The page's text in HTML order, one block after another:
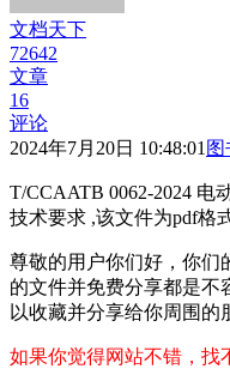
文档天下
72642
文章
16
评论
2024年7月20日 10:48:01 图
T/CCAATB 0062-2024 电
技术要求 ,该文件为pdf格
尊敬的用户你们好，你们
的文件并免费分享都是不
以收藏并分享给你周围的
如果你觉得网站不错，找